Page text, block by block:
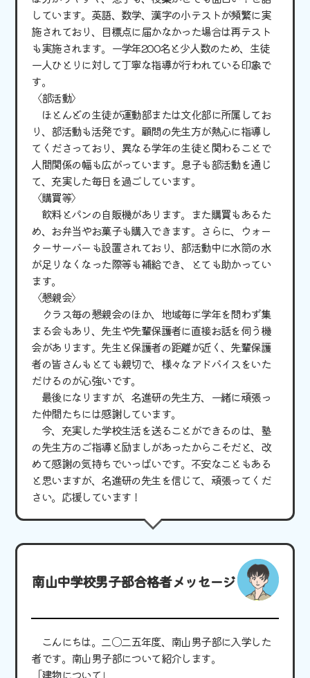
しています。英語、数学、漢字の小テストが頻繁に実
施されており、目標点に届かなかった場合は再テスト
も実施されます。一学年200名と少人数のため、生徒
一人ひとりに対して丁寧な指導が行われている印象で
す。
〈部活動〉
ほとんどの生徒が運動部または文化部に所属してお
り、部活動も活発です。顧問の先生方が熱心に指導し
てくださっており、異なる学年の生徒と関わることで
人間関係の幅も広がっています。息子も部活動を通じ
て、充実した毎日を過ごしています。
〈購買等〉
飲料とパンの自販機があります。また購買もあるた
め、お弁当やお菓子も購入できます。さらに、ウォー
ターサーバーも設置されており、部活動中に水筒の水
が足りなくなった際等も補給でき、とても助かってい
ます。
〈懇親会〉
クラス毎の懇親会のほか、地域毎に学年を問わず集
まる会もあり、先生や先輩保護者に直接お話を伺う機
会があります。先生と保護者の距離が近く、先輩保護
者の皆さんもとても親切で、様々なアドバイスをいた
だけるのが心強いです。
最後になりますが、名進研の先生方、一緒に頑張っ
た仲間たちには感謝しています。
今、充実した学校生活を送ることができるのは、塾
の先生方のご指導と励ましがあったからこそだと、改
めて感謝の気持ちでいっぱいです。不安なこともある
と思いますが、名進研の先生を信じて、頑張ってくだ
さい。応援しています！
南山中学校男子部合格者メッセージ
こんにちは。二〇二五年度、南山男子部に入学した
者です。南山男子部について紹介します。
「建物について」